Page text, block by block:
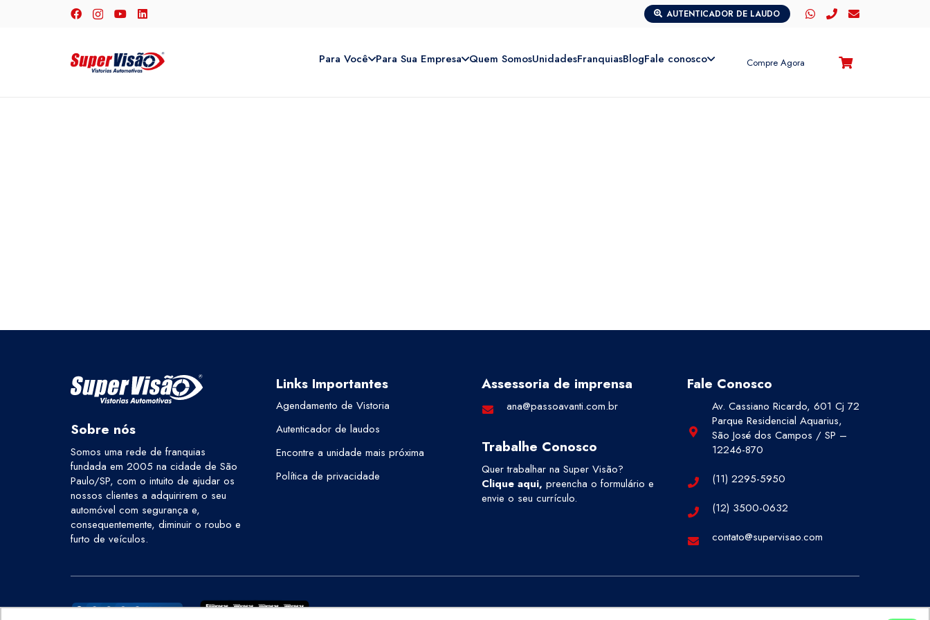
AUTENTICADOR DE LAUDO
Para Você Para Sua Empresa Quem SomosUnidadesFranquiasBlogFale conosco Compre Agora
Sobre nós
Somos uma rede de franquias
fundada em 2005 na cidade de São
Paulo/SP, com o intuito de ajudar os
nossos clientes a adquirirem o seu
automóvel com segurança e,
consequentemente, diminuir o roubo e
furto de veículos.
Links Importantes
Agendamento de Vistoria
Autenticador de laudos
Encontre a unidade mais próxima
Política de privacidade
Assessoria de imprensa
ana@passoavanti.com.br
Trabalhe Conosco
Quer trabalhar na Super Visão?
Clique aqui, preencha o formulário e
envie o seu currículo.
Fale Conosco
Av. Cassiano Ricardo, 601 Cj 72
Parque Residencial Aquarius,
São José dos Campos / SP –
12246-870
(11) 2295-5950
(12) 3500-0632
contato@supervisao.com